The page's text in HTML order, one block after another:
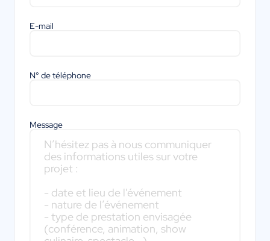
E-mail
N° de téléphone
Message